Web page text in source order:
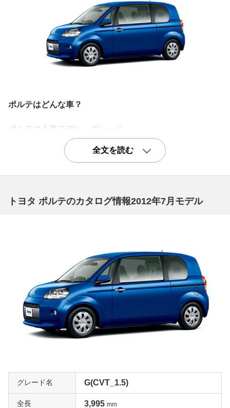
ポルテはどんな車？
ポルテの人気モデル・グレード
基本機能が充実「150r Gパッケージ」
150r Gパッケージは、先代モデルが2007年にマイナーチ
ェンジを行なった際に登場したグレードです。150rは1.5L
アリングやオートエアコン、14インチアルミホイール、
を装備したパッケージグレード。充実装備が魅力のグレー
ドなので、ぜひ一括査定を試してみてください。
シックなカラーリングが魅力「Fラフィネ」
2018年11月に登場した特別仕様車がFラフィネ。Fグレー
ドをベースに、オシャレで便利な装備を満載しています。
目を引くのは革調のシボを持つルーフフィルム。ブラウン
キ加飾が施されています。インテリアではツイード調ファ
ブリックと合成皮革のコンビとなる専用シート、本革巻の
ステアリングとシフトノブ、そしてインサイドドアハンド
全文を読む
トヨタ ポルテのカタログ情報2012年7月モデル
グレード名 G(CVT_1.5)
全長 3,995 mm